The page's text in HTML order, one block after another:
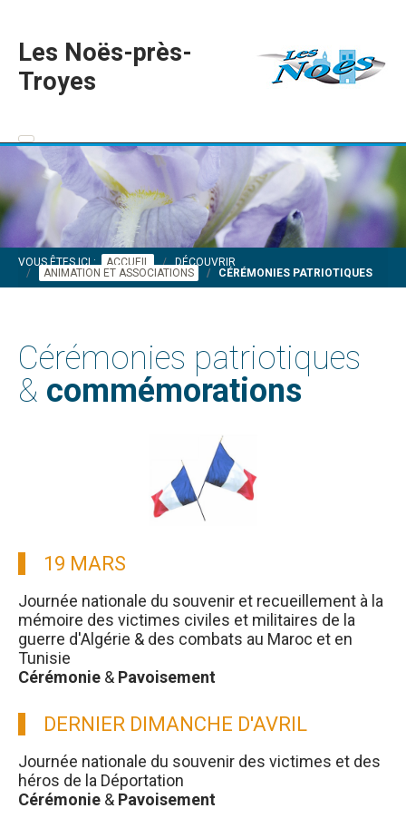
Les Noës-près-
Troyes
VOUS ÊTES ICI : ACCUEIL
DÉCOUVRIR
ANIMATION ET ASSOCIATIONS
CÉRÉMONIES PATRIOTIQUES
Cérémonies patriotiques
& commémorations
19 MARS
Journée nationale du souvenir et recueillement à la
mémoire des victimes civiles et militaires de la
guerre d'Algérie & des combats au Maroc et en
Tunisie
Cérémonie & Pavoisement
DERNIER DIMANCHE D'AVRIL
Journée nationale du souvenir des victimes et des
héros de la Déportation
Cérémonie & Pavoisement